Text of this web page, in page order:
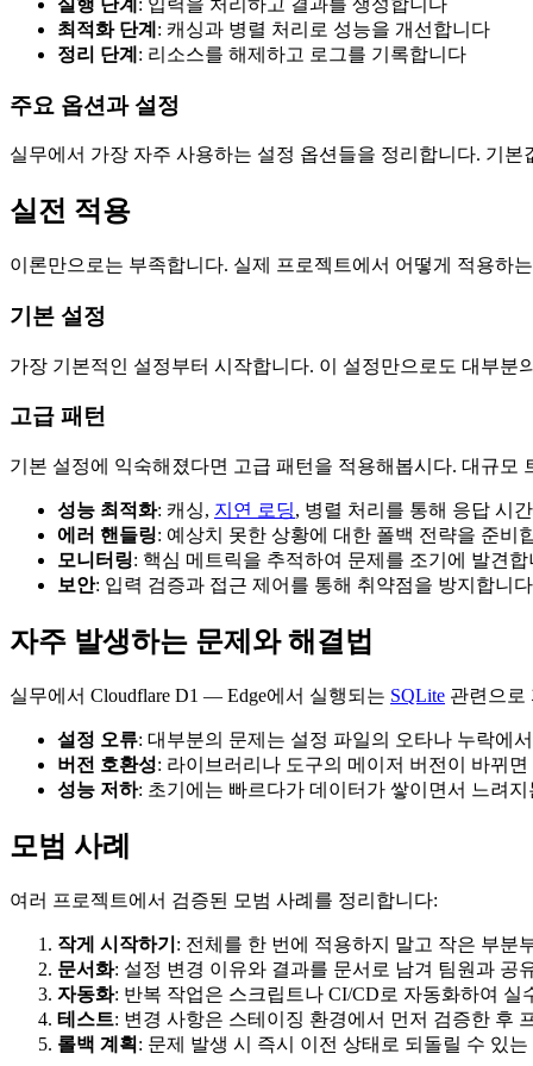
실행 단계 : 입력을 처리하고 결과를 생성합니다
최적화 단계 : 캐싱과 병렬 처리로 성능을 개선합니다
정리 단계 : 리소스를 해제하고 로그를 기록합니다
주요 옵션과 설정
실무에서 가장 자주 사용하는 설정 옵션들을 정리합니다. 기
실전 적용
이론만으로는 부족합니다. 실제 프로젝트에서 어떻게 적용하
기본 설정
가장 기본적인 설정부터 시작합니다. 이 설정만으로도 대부
고급 패턴
기본 설정에 익숙해졌다면 고급 패턴을 적용해봅시다. 대규
성능 최적화: 캐싱, 지연 로딩, 병렬 처리를 통해 응답 시
에러 핸들링: 예상치 못한 상황에 대한 폴백 전략을 준비
모니터링: 핵심 메트릭을 추적하여 문제를 조기에 발견합
보안: 입력 검증과 접근 제어를 통해 취약점을 방지합니다
자주 발생하는 문제와 해결법
실무에서 Cloudflare D1 — Edge에서 실행되는 SQLite 관련으로
설정 오류: 대부분의 문제는 설정 파일의 오타나 누락에
버전 호환성: 라이브러리나 도구의 메이저 버전이 바뀌
성능 저하: 초기에는 빠르다가 데이터가 쌓이면서 느려
모범 사례
여러 프로젝트에서 검증된 모범 사례를 정리합니다:
작게 시작하기 : 전체를 한 번에 적용하지 말고 작은 부분
문서화: 설정 변경 이유와 결과를 문서로 남겨 팀원과 공
자동화: 반복 작업은 스크립트나 CI/CD로 자동화하여 실
테스트: 변경 사항은 스테이징 환경에서 먼저 검증한 후
롤백 계획 : 문제 발생 시 즉시 이전 상태로 되돌릴 수 있